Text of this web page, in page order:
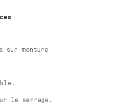
sur monture
le serrage.